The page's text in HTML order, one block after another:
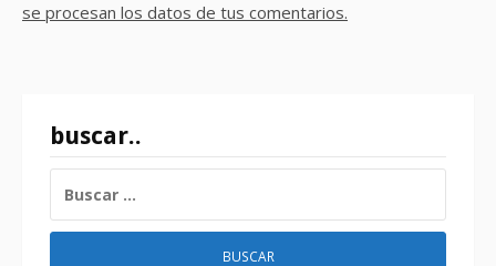
se procesan los datos de tus comentarios.
buscar..